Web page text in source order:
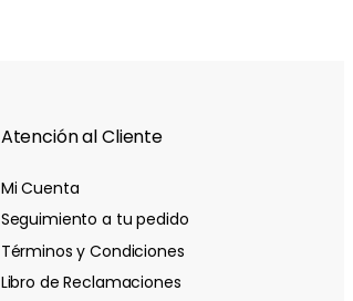
Atención al Cliente
Mi Cuenta
Seguimiento a tu pedido
Términos y Condiciones
Libro de Reclamaciones